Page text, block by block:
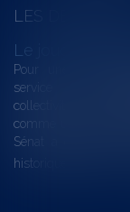
LES
Le joug léger
Pour une gestion
service du
collectivités Le
comme une
Sénat a consacré,
historiques invite à y